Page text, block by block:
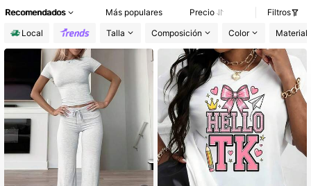
Recomendados Más populares Precio
Filtros
Local
Talla Composición Color Material